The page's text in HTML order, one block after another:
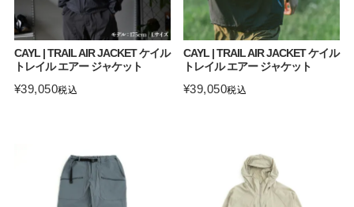
CAYL | TRAIL AIR JACKET ケイル
トレイル エアー ジャケット
¥39,050税込
CAYL | TRAIL AIR JACKET ケイル
トレイル エアー ジャケット
¥39,050税込